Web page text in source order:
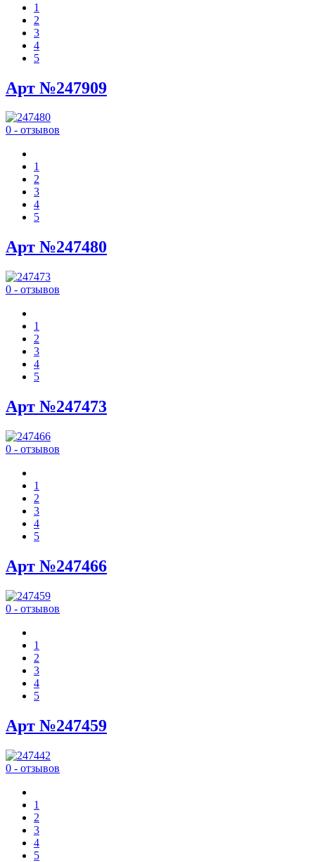
1
2
3
4
5
Арт №247909
0 - отзывов
1
2
3
4
5
Арт №247480
0 - отзывов
1
2
3
4
5
Арт №247473
0 - отзывов
1
2
3
4
5
Арт №247466
0 - отзывов
1
2
3
4
5
Арт №247459
0 - отзывов
1
2
3
4
5